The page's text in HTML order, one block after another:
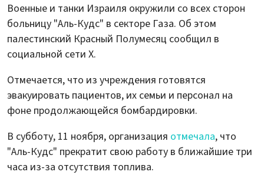
Военные и танки Израиля окружили со всех сторон
больницу "Аль-Кудс" в секторе Газа. Об этом
палестинский Красный Полумесяц сообщил в
социальной сети X.
Отмечается, что из учреждения готовятся
эвакуировать пациентов, их семьи и персонал на
фоне продолжающейся бомбардировки.
В субботу, 11 ноября, организация отмечала, что
"Аль-Кудс" прекратит свою работу в ближайшие три
часа из-за отсутствия топлива.